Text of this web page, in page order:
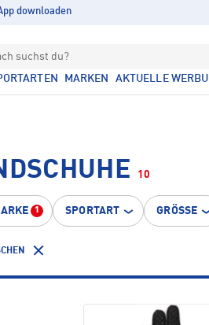
downloaden
suchst du?
MARKEN AKTUELLE
10
1 SPORTART GRÖSSE